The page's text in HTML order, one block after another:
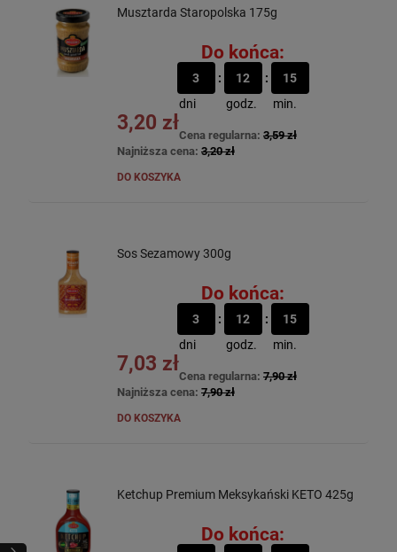
Musztarda Staropolska 175g
Do końca:
3
dni
12
godz.
15
min.
3,20 zł
Cena regularna: 3,59 zł
Najniższa cena: 3,20 zł
DO KOSZYKA
Sos Sezamowy 300g
Do końca:
3
dni
12
godz.
15
min.
7,03 zł
Cena regularna: 7,90 zł
Najniższa cena: 7,90 zł
DO KOSZYKA
Ketchup Premium Meksykański KETO 425g
Do końca: